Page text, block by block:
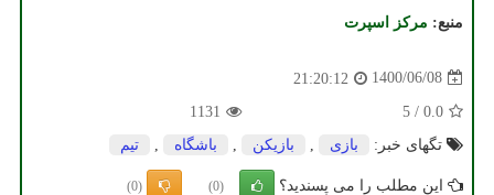
منبع: مركز اسپرت
1400/06/08
21:20:12
0.0
/
5
1131
تگهای خبر:
بازی بازیكن باشگاه تیم
این مطلب را می پسندید؟ (0)
(0)